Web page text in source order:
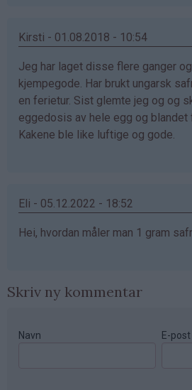
Kirsti - 01.08.2018 - 10:54
Jeg har laget disse flere ganger
kjempegode. Har brukt ungarsk
en ferietur. Sist glemte jeg og og
eggedosis av hele egg og
Kakene ble like luftige og gode.
Eli - 05.12.2022 - 18:52
Hei, hvordan måler man 1 gram
Skriv ny kommentar
Navn E-